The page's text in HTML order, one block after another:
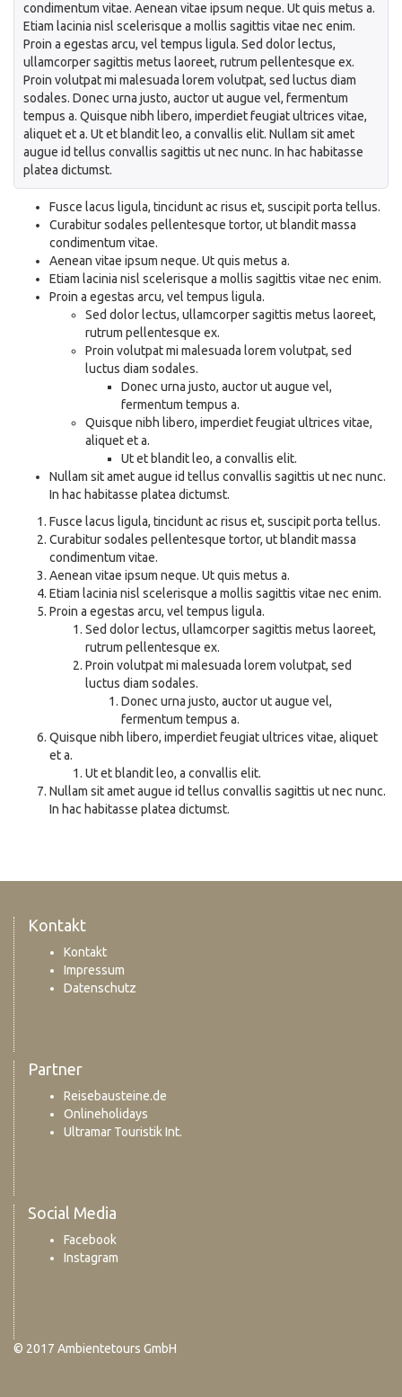
condimentum vitae. Aenean vitae ipsum neque. Ut quis metus a.
Etiam lacinia nisl scelerisque a mollis sagittis vitae nec enim.
Proin a egestas arcu, vel tempus ligula. Sed dolor lectus,
ullamcorper sagittis metus laoreet, rutrum pellentesque ex.
Proin volutpat mi malesuada lorem volutpat, sed luctus diam
sodales. Donec urna justo, auctor ut augue vel, fermentum
tempus a. Quisque nibh libero, imperdiet feugiat ultrices vitae,
aliquet eta. Ut et blandit leo, a convallis elit. Nullam sit amet
augue id tellus convallis sagittis ut nec nunc. In hac habitasse
platea dictumst.
Fusce lacus ligula, tincidunt ac risus et, suscipit porta tellus.
Curabitur sodales pellentesque tortor, ut blandit massa
condimentum vitae.
Aenean vitae ipsum neque. Ut quis metus a.
Etiam lacinia nisl scelerisque a mollis sagittis vitae nec enim.
Proin a egestas arcu, vel tempus ligula.
Sed dolor lectus, ullamcorper sagittis metus laoreet,
rutrum pellentesque ex.
Proin volutpat mi malesuada lorem volutpat, sed
luctus diam sodales.
Donec urna justo, auctor ut augue vel,
fermentum tempus a.
Quisque nibh libero, imperdiet feugiat ultrices vitae,
aliquet eta.
Ut et blandit leo, a convallis elit.
Nullam sit amet augue id tellus convallis sagittis ut nec nunc.
In hac habitasse platea dictumst.
Fusce lacus ligula, tincidunt ac risus et, suscipit porta tellus.
Curabitur sodales pellentesque tortor, ut blandit massa
condimentum vitae.
Aenean vitae ipsum neque. Ut quis metus a.
Etiam lacinia nisl scelerisque a mollis sagittis vitae nec enim.
Proin a egestas arcu, vel tempus ligula.
Sed dolor lectus, ullamcorper sagittis metus laoreet,
rutrum pellentesque ex.
Proin volutpat mi malesuada lorem volutpat, sed
luctus diam sodales.
Donec urna justo, auctor ut augue vel,
fermentum tempus a.
Quisque nibh libero, imperdiet feugiat ultrices vitae, aliquet
eta.
Ut et blandit leo, a convallis elit.
Nullam sit amet augue id tellus convallis sagittis ut nec nunc.
In hac habitasse platea dictumst.
Kontakt
Kontakt
Impressum
Datenschutz
Partner
Reisebausteine.de
Onlineholidays
Ultramar Touristik Int.
Social Media
Facebook
Instagram
© 2017 Ambientetours GmbH